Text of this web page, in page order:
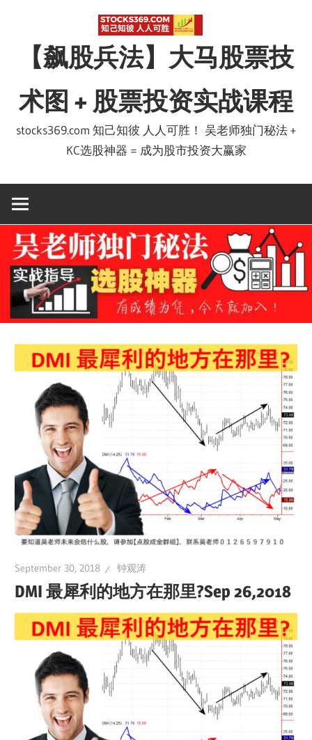
【飙股兵法】大马股票技
术图 + 股票投资实战课程
stocks369.com 知己知彼 人人可胜！ 吴老师独门秘法 +
KC选股神器 = 成为股市投资大赢家
September 30, 2018 钟观涛
DMI 最犀利的地方在那里?Sep 26,2018